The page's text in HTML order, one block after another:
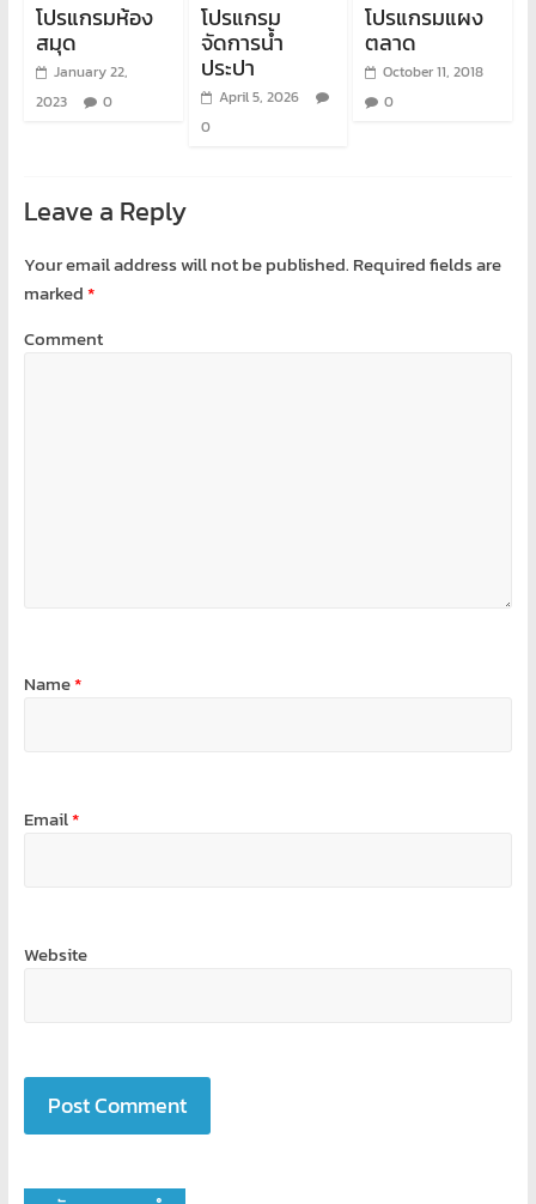
โปรแกรมห้อง
สมุด
January 22,
2023
0
โปรแกรม
จัดการน้ำ
ประปา
April 5, 2026
0
โปรแกรมแผง
ตลาด
October 11, 2018
0
Leave a Reply
Your email address will not be published. Required fields are
marked*
Comment
Name*
Email*
Website